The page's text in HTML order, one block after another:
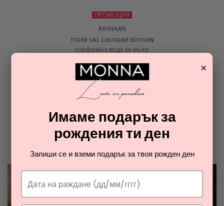
ПРОМОЦИЯ
RAYHAAN
TIGER CAL COLOGNE EDITION
парфюмна вода за мъже
30,54 €
ОТ РАЯ НА ПАРФЮМИТЕ И
КОЗМЕТИКАТА
Разгледайте най-новите ни тайни съвети за парфюмите и
×
Имаме подарък за
рождения ти ден
Запиши се и вземи подарък за твоя рожден ден